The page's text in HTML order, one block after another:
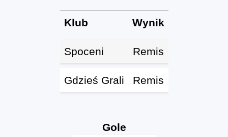
Klub Wynik
Spoceni Remis
Gdzieś Grali Remis
Gole